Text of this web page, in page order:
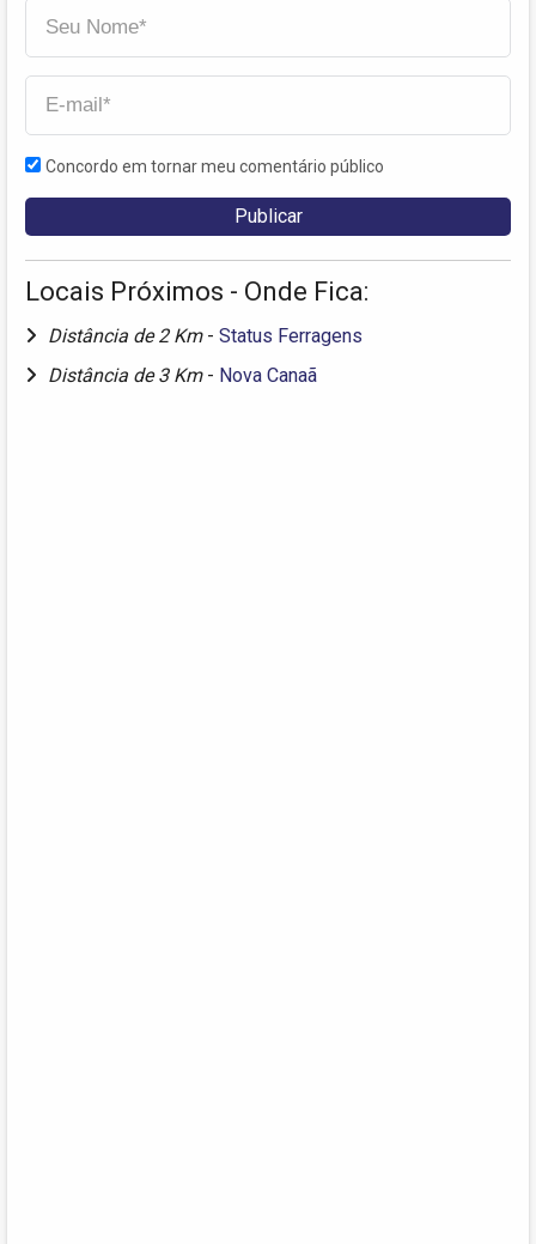
Concordo em tornar meu comentário público
Locais Próximos - Onde Fica:
Distância de 2 Km - Status Ferragens
Distância de 3 Km - Nova Canaã